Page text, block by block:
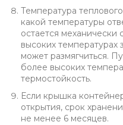
Температура
какой температуры
остается
высоких температурах
может размягчиться.
более высоких
термостойкость.
Если крышка
открытия, срок
не менее 6 месяцев.